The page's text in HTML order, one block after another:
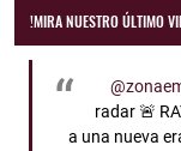
!MIRA NUESTRO ÚLTIMO
radar 🚨
a una nueva